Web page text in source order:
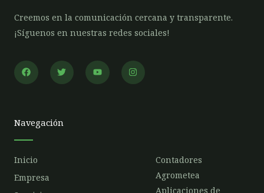
Creemos en la comunicación cercana y transparente.
¡Síguenos en nuestras redes sociales!
F
a
c
k
T
w
i
Y
o
u
I
n
s
Navegación
Inicio
Empresa
Contadores
Agrometea
Aplicaciones de